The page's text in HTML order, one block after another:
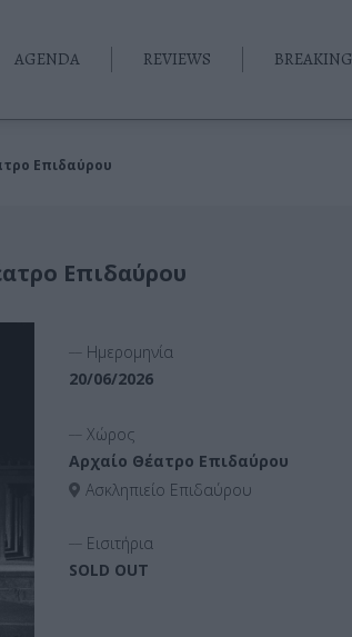
AGENDA REVIEWS BREAKING
Επιδαύρου
Επιδαύρου
Ημερομηνία
20/06/2026
Χώρος
Αρχαίο Θέατρο Επιδαύρου
Ασκληπιείο Επιδαύρου
Εισιτήρια
SOLD OUT